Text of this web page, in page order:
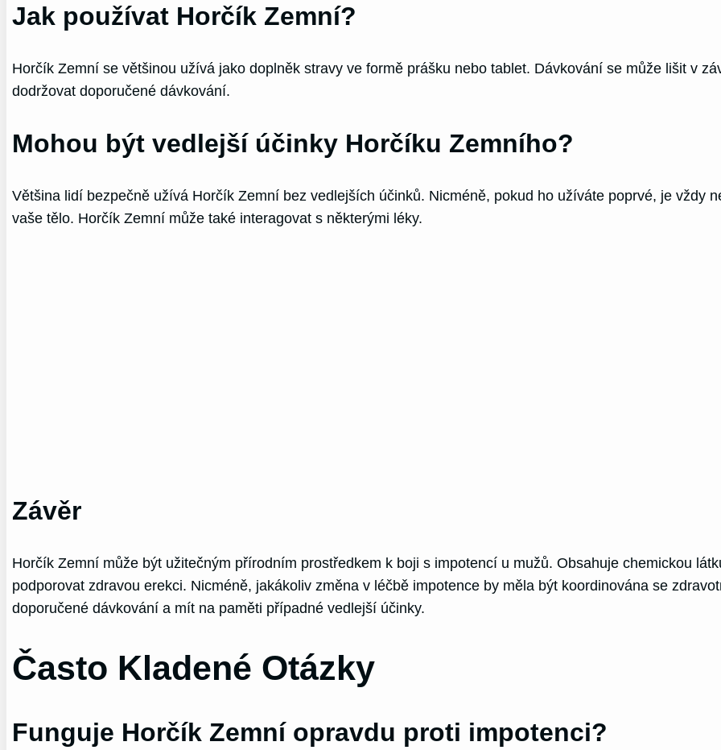
Jak používat Horčík Zemní?
Horčík Zemní se většinou užívá jako doplněk stravy ve formě prášku nebo tablet. Dávkování se může lišit v
dodržovat doporučené dávkování.
Mohou být vedlejší účinky Horčíku Zemního?
Většina lidí bezpečně užívá Horčík Zemní bez vedlejších účinků. Nicméně, pokud ho užíváte poprvé, je vždy
vaše tělo. Horčík Zemní může také interagovat s některými léky.
Závěr
Horčík Zemní může být užitečným přírodním prostředkem k boji s impotencí u mužů. Obsahuje chemickou
podporovat zdravou erekci. Nicméně, jakákoliv změna v léčbě impotence by měla být koordinována se
doporučené dávkování a mít na paměti případné vedlejší účinky.
Často Kladené Otázky
Funguje Horčík Zemní opravdu proti impotenci?